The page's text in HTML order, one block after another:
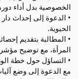
الخصوصية بدل أداء
• الدعوة إلى إحداث
الحيوية.
• المطالبة بتقديم
المرأة، مع توضيح
• التساؤل حول خطة
مع الدعوة إلى وضع